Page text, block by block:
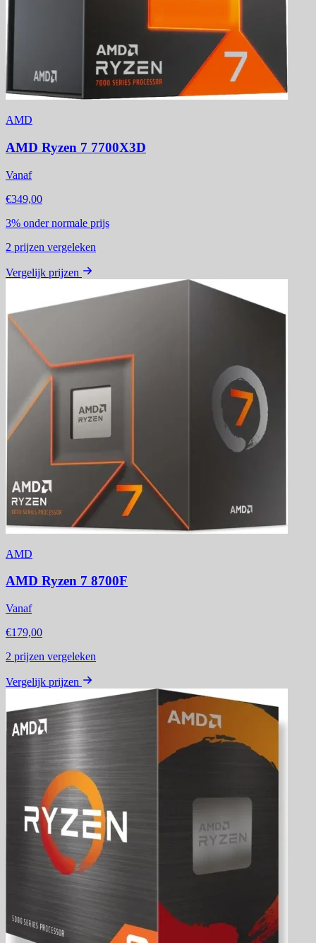
AMD
AMD Ryzen 7 7700X3D
Vanaf
€349,00
3% onder normale prijs
2 prijzen vergeleken
Vergelijk prijzen
AMD
AMD Ryzen 7 8700F
Vanaf
€179,00
2 prijzen vergeleken
Vergelijk prijzen